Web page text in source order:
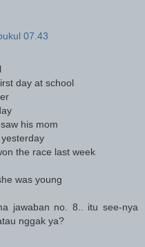
07.43
day at school
his mom
the race last week
was young
jawaban no. 8.. itu see-nya
nggak ya?